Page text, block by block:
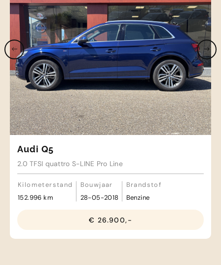
Audi Q5
2.0 TFSI quattro S-LINE Pro Line
Kilometerstand
152.996 km
Bouwjaar
28-05-2018
Brandstof
Benzine
€ 26.900,-